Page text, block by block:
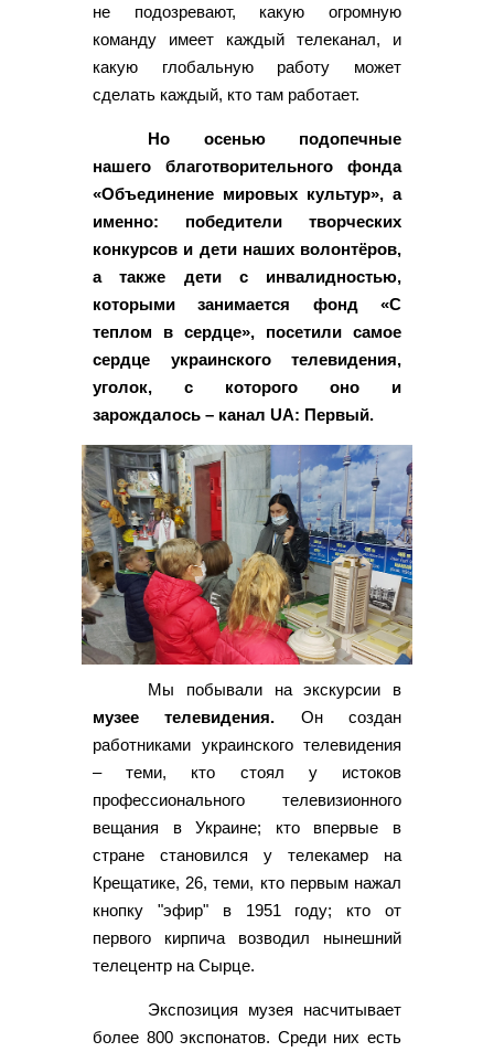
не подозревают, какую огромную
команду имеет каждый телеканал, и
какую глобальную работу может
сделать каждый, кто там работает.
Но осенью подопечные
нашего благотворительного фонда
«Объединение мировых культур», а
именно: победители творческих
конкурсов и дети наших волонтёров,
а также дети с инвалидностью,
которыми занимается фонд «С
теплом в сердце», посетили самое
сердце украинского телевидения,
уголок, с которого оно и
зарождалось – канал UA: Первый.
Мы побывали на экскурсии в
музее телевидения. Он создан
работниками украинского телевидения
– теми, кто стоял у истоков
профессионального телевизионного
вещания в Украине; кто впервые в
стране становился у телекамер на
Крещатике, 26, теми, кто первым нажал
кнопку "эфир" в 1951 году; кто от
первого кирпича возводил нынешний
телецентр на Сырце.
Экспозиция музея насчитывает
более 800 экспонатов. Среди них есть